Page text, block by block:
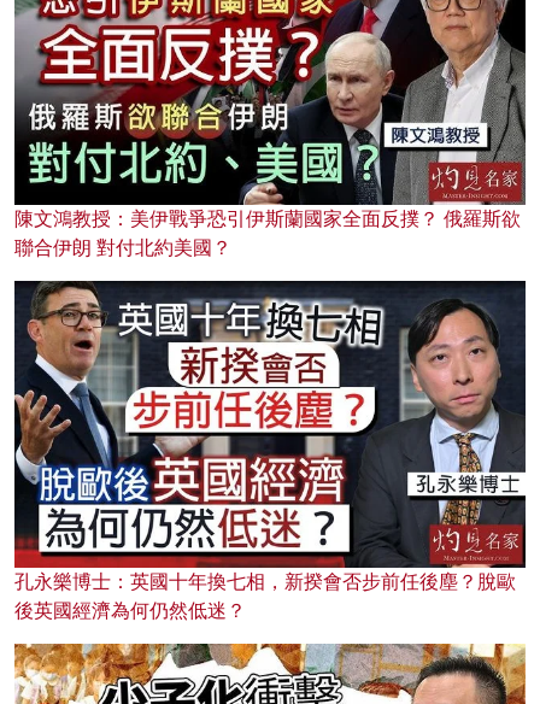
陳文鴻教授：美伊戰爭恐引伊斯蘭國家全面反撲？ 俄羅斯欲
聯合伊朗 對付北約美國？
孔永樂博士：英國十年換七相，新揆會否步前任後塵？脫歐
後英國經濟為何仍然低迷？